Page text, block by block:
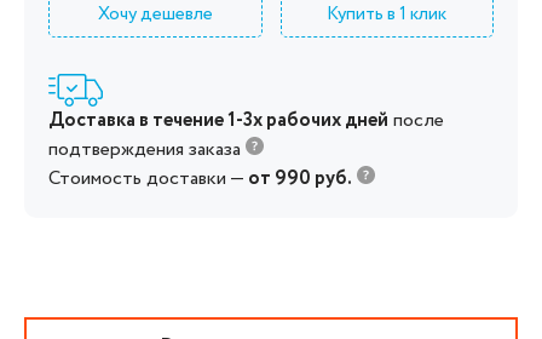
Хочу дешевле Купить в 1 клик
Доставка в течение 1-3х рабочих дней после
подтверждения заказа
Стоимость доставки — от 990 руб.